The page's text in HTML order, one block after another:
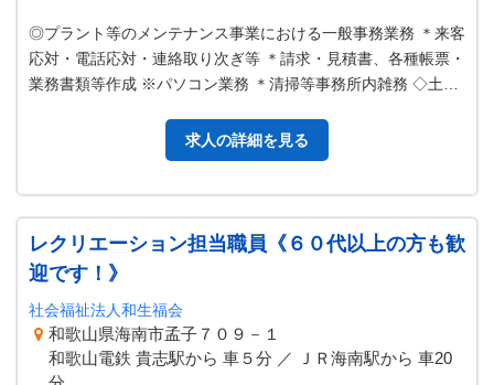
◎プラント等のメンテナンス事業における一般事務業務 ＊来客
応対・電話応対・連絡取り次ぎ等 ＊請求・見積書、各種帳票・
業務書類等作成 ※パソコン業務 ＊清掃等事務所内雑務 ◇土
求人の詳細を見る
レクリエーション担当職員《６０代以上の方も歓
迎です！》
社会福祉法人和生福会
和歌山県海南市孟子７０９－１
和歌山電鉄 貴志駅から 車５分 ／ ＪＲ海南駅から 車20